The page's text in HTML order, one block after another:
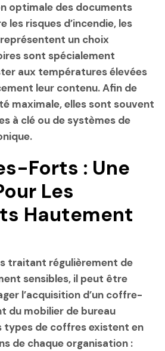
optimale des documents
les risques d’incendie, les
un choix
sont spécialement
aux températures élevées
leur contenu. Afin de
maximale, elles sont souvent
à clé ou de systèmes de
Forts : Une
Les
Hautement
traitant régulièrement de
sensibles, il peut être
l’acquisition d’un coffre-
du mobilier de bureau
types de coffres existent en
de chaque organisation :